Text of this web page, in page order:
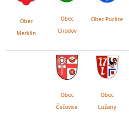
Obec
Merklín
Obec
Chodov
Obec Puclice
Obec
Čečovice
Obec
Lužany